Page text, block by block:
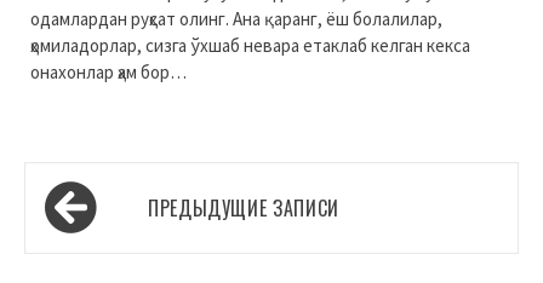
одамлардан руҳсат олинг. Ана қаранг, ёш болалилар,
ҳомиладорлар, сизга ўхшаб невара етаклаб келган кекса
онахонлар ҳам бор…
Навигация
по ПРЕДЫДУЩИЕ ЗАПИСИ